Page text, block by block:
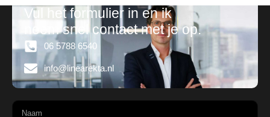
Vul het formulier in en ik
neem snel contact met je op.
06 5788 6540
info@linearekta.nl